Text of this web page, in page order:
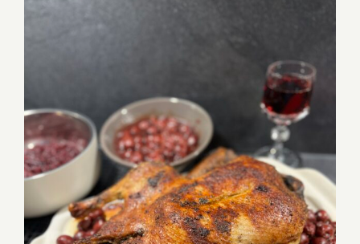
Ente an Portweinkirschsoße